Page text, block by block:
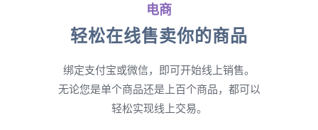
电商
轻松在线售卖你的商品
绑定支付宝或微信，即可开始线上销售。
无论您是单个商品还是上百个商品，都可以
轻松实现线上交易。